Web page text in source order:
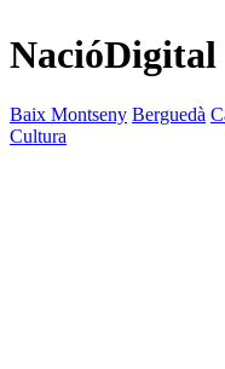
NacióDigital
Baix Montseny Berguedà
Cultura